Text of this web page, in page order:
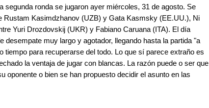
segunda ronda se jugaron ayer miércoles, 31 de agosto. Se
Rustam Kasimdzhanov (UZB) y Gata Kasmsky (EE.UU.), Ni
Yuri Drozdovskij (UKR) y Fabiano Caruana (ITA). El día
desempate muy largo y agotador, llegando hasta la partida "a
tiempo para recuperarse del todo. Lo que sí parece extraño es
la ventaja de jugar con blancas. La razón puede o ser que
oponente o bien se han propuesto decidir el asunto en las